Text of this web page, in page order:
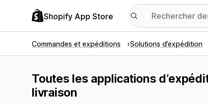
Shopify App Store
Commandes et expéditions Solutions d’expédition
Toutes les applications
livraison